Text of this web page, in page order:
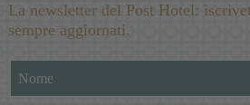
La newsletter del Post Hotel:
sempre aggiornati.